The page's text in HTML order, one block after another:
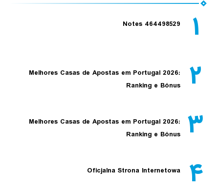
۱ Notes 464498529
۲
Melhores Casas de Apostas em Portugal 2026:
Ranking e Bónus
۳
Melhores Casas de Apostas em Portugal 2026:
Ranking e Bónus
۴ Oficjalna Strona Internetowa